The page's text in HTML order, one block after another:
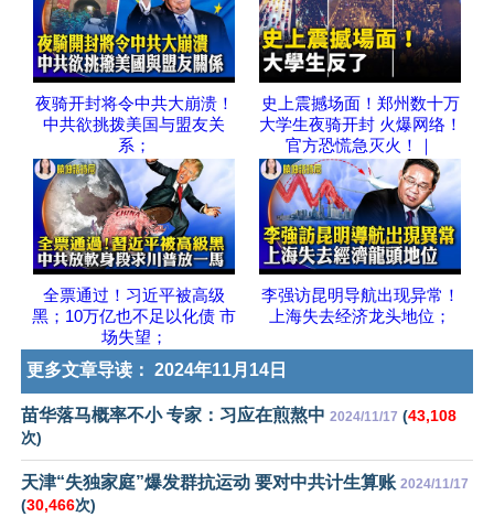
夜骑开封将令中共大崩溃！
中共欲挑拨美国与盟友关
系；
史上震撼场面！郑州数十万
大学生夜骑开封 火爆网络！
官方恐慌急灭火！｜
全票通过！习近平被高级
黑；10万亿也不足以化债 市
场失望；
李强访昆明导航出现异常！
上海失去经济龙头地位；
更多文章导读： 2024年11月14日
苗华落马概率不小 专家：习应在煎熬中 2024/11/17 (43,108
次)
天津“失独家庭”爆发群抗运动 要对中共计生算账 2024/11/17
(30,466次)